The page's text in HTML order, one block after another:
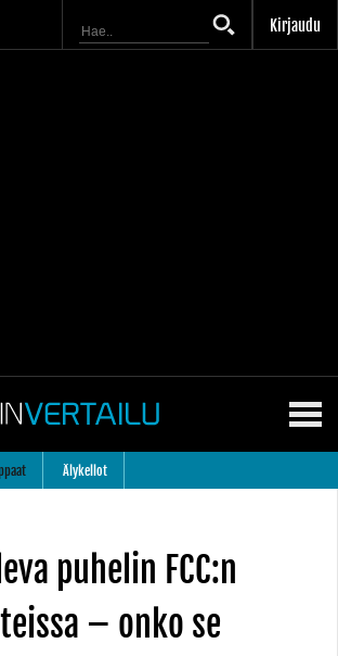
Kirjaudu
Älykellot
puhelin FCC:n
– onko se